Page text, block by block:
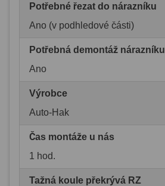
Potřebné řezat do nárazníku
Ano (v podhledové části)
Potřebná demontáž nárazníku
Ano
Výrobce
Auto-Hak
Čas montáže u nás
1 hod.
Tažná koule překrývá RZ